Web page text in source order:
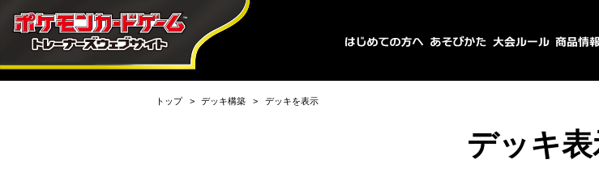
トップ デッキ構築 デッキを表示
デッキ表